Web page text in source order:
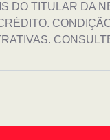
DO TITULAR DA